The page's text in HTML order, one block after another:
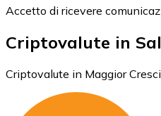
Accetto di ricevere
Criptovalute in
Criptovalute in Maggior